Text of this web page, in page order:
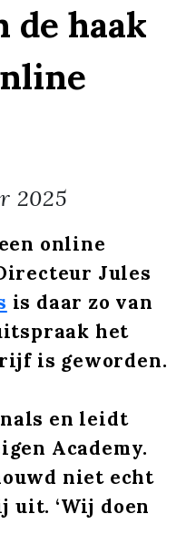
de haak
2025
online
Jules
is daar zo van
het
is geworden.
en leidt
Academy.
niet echt
uit. ‘Wij doen